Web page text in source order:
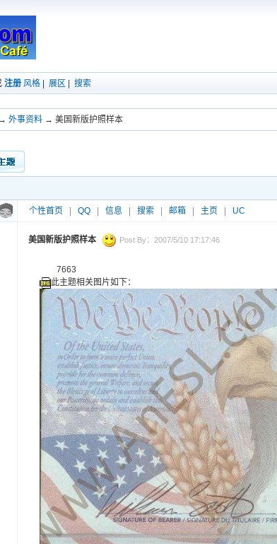
注册 风格 |展区 |搜索
→外事资料 → 美国新版护照样本
个性首页 QQ 信息 搜索 邮箱 主页 UC
美国新版护照样本 Post By：2007/5/10 17:17:46
7663
此主题相关图片如下：